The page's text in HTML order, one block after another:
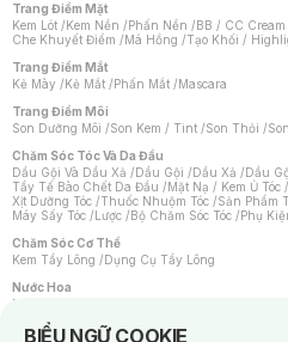
Trang Điểm Mặt
Kem Lót /Kem Nền /Phấn Nền /BB / CC Cream
Che Khuyết Điểm /Má Hồng /Tạo Khối /
Trang Điểm Mắt
Kẻ Mày /Kẻ Mắt /Phấn Mắt /Mascara
Trang Điểm Môi
Son Dưỡng Môi /Son Kem / Tint /Son Thỏi /
Chăm Sóc Tóc Và Da Đầu
Dầu Gội Và Dầu Xả /Dầu Gội /Dầu Xả /Dầu
Tẩy Tế Bào Chết Da Đầu /Mặt Nạ / Kem Ủ Tóc /
Xịt Dưỡng Tóc /Thuốc Nhuộm Tóc /Sản Phẩm
Máy Sấy Tóc /Lược /Bộ Chăm Sóc Tóc /Phụ
Chăm Sóc Cơ Thể
Kem Tẩy Lông /Dụng Cụ Tẩy Lông
Nước Hoa
Nước Hoa Nữ
BIỂU NGỮ COOKIE
Notice about cookies usage